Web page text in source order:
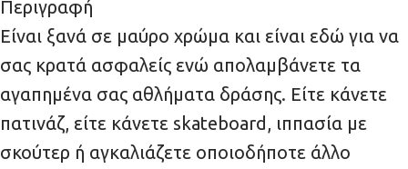
Περιγραφή
Είναι ξανά σε μαύρο χρώμα και είναι εδώ για να
σας κρατά ασφαλείς ενώ απολαμβάνετε τα
αγαπημένα σας αθλήματα δράσης. Είτε κάνετε
πατινάζ, είτε κάνετε skateboard, ιππασία με
σκούτερ ή αγκαλιάζετε οποιοδήποτε άλλο